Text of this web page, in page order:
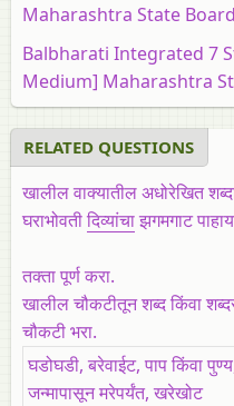
Maharashtra State Board
Balbharati Integrated 7
Medium] Maharashtra
RELATED QUESTIONS
खालील वाक्यातील अधोरेखित
घराभोवतीदिव्यांचाझगमगाट
तक्ता पूर्ण करा.
खालील चौकटीतून शब्द किंवा
चौकटी भरा.
घडोघडी, बरेवाईट, पाप किंवा
जन्मापासून मरेपर्यंत, खरेखोट